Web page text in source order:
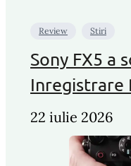
Review Stiri
Sony FX5 a
Inregistrare
22 iulie 2026